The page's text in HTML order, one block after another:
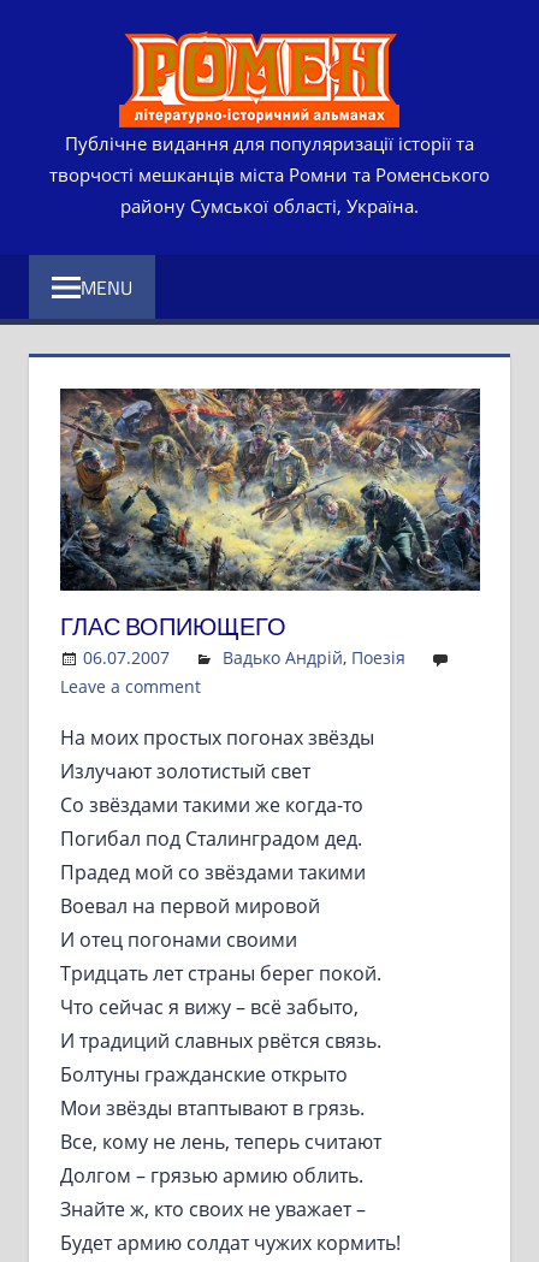
Публічне видання для популяризації історії та
творчості мешканців міста Ромни та Роменського
району Сумської області, Україна.
MENU
ГЛАС ВОПИЮЩЕГО
06.07.2007 Admin
Вадько Андрій, Поезія
Leave a comment
На моих простых погонах звёзды
Излучают золотистый свет
Со звёздами такими же когда-то
Погибал под Сталинградом дед.
Прадед мой со звёздами такими
Воевал на первой мировой
И отец погонами своими
Тридцать лет страны берег покой.
Что сейчас я вижу – всё забыто,
И традиций славных рвётся связь.
Болтуны гражданские открыто
Мои звёзды втаптывают в грязь.
Все, кому не лень, теперь считают
Долгом – грязью армию облить.
Знайте ж, кто своих не уважает –
Будет армию солдат чужих кормить!